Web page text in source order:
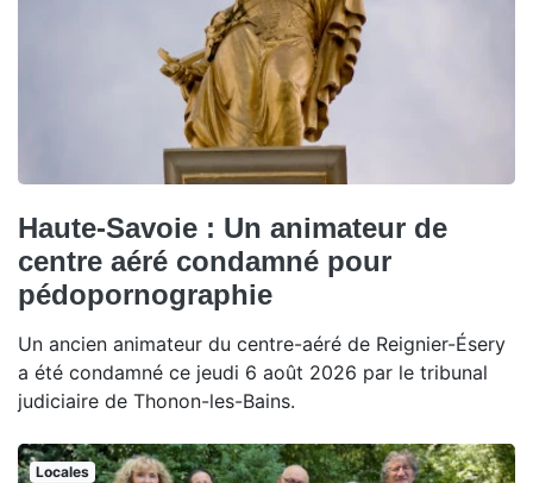
Haute-Savoie : Un animateur de
centre aéré condamné pour
pédopornographie
Un ancien animateur du centre-aéré de Reignier-Ésery
a été condamné ce jeudi 6 août 2026 par le tribunal
judiciaire de Thonon-les-Bains.
Locales